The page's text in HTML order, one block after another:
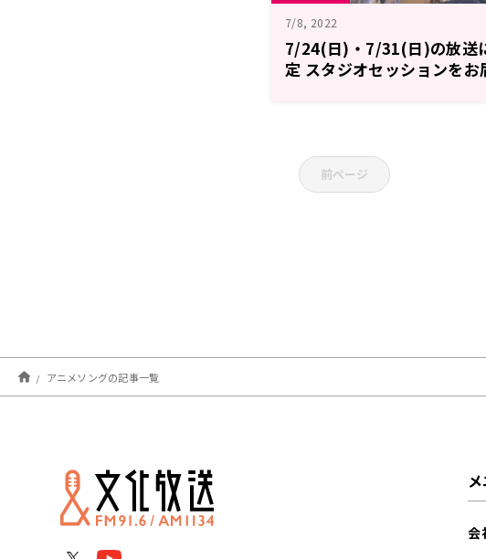
7/8, 2022
7/24(日)・7/31(日)の放送
定 スタジオセッションをお
前ページ
アニメソングの記事一覧
会